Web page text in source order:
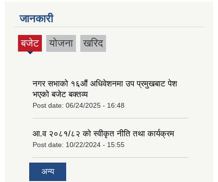
जानकारी
बजेट
(active
योजना खरिद
नगर सभाको १६‍औं अधिवेशनमा उप प्रमुखबाट पेश
भएको बजेट बक्तव्य
Post date: 06/24/2025 - 16:48
आ.व २०८१/८२ को स्वीकृत नीति तथा कार्यक्रम
Post date: 10/22/2024 - 15:55
अन्य